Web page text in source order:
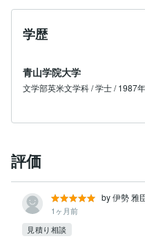
学歴
青山学院大学
文学部英米文学科 / 学士 / 1987
評価
by 伊勢 雅
1ヶ月前
見積り相談